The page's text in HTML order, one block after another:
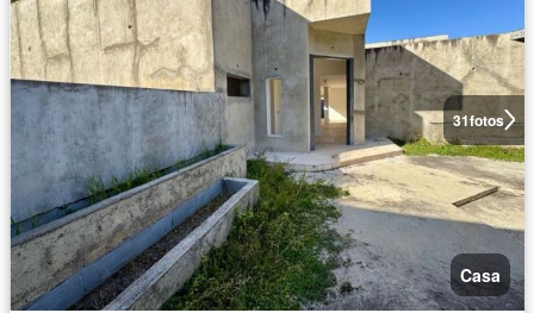
31fotos
Casa